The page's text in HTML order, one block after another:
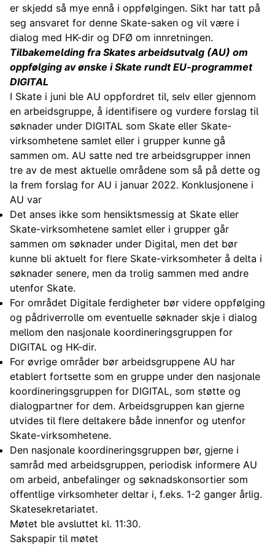
er skjedd så mye ennå i oppfølgingen. Sikt har tatt på
seg ansvaret for denne Skate-saken og vil være i
dialog med HK-dir og DFØ om innretningen.
Tilbakemelding fra Skates arbeidsutvalg (AU) om
oppfølging av ønske i Skate rundt EU-programmet
DIGITAL
I Skate i juni ble AU oppfordret til, selv eller gjennom
en arbeidsgruppe, å identifisere og vurdere forslag til
søknader under DIGITAL som Skate eller Skate-
virksomhetene samlet eller i grupper kunne gå
sammen om. AU satte ned tre arbeidsgrupper innen
tre av de mest aktuelle områdene som så på dette og
la frem forslag for AU i januar 2022. Konklusjonene i
AU var
Det anses ikke som hensiktsmessig at Skate eller
Skate-virksomhetene samlet eller i grupper går
sammen om søknader under Digital, men det bør
kunne bli aktuelt for flere Skate-virksomheter å delta i
søknader senere, men da trolig sammen med andre
utenfor Skate.
For området Digitale ferdigheter bør videre oppfølging
og pådriverrolle om eventuelle søknader skje i dialog
mellom den nasjonale koordineringsgruppen for
DIGITAL og HK-dir.
For øvrige områder bør arbeidsgruppene AU har
etablert fortsette som en gruppe under den nasjonale
koordineringsgruppen for DIGITAL, som støtte og
dialogpartner for dem. Arbeidsgruppen kan gjerne
utvides til flere deltakere både innenfor og utenfor
Skate-virksomhetene.
Den nasjonale koordineringsgruppen bør, gjerne i
samråd med arbeidsgruppen, periodisk informere AU
om arbeid, anbefalinger og søknadskonsortier som
offentlige virksomheter deltar i, f.eks. 1-2 ganger årlig.
Skatesekretariatet.
Møtet ble avsluttet kl. 11:30.
Sakspapir til møtet